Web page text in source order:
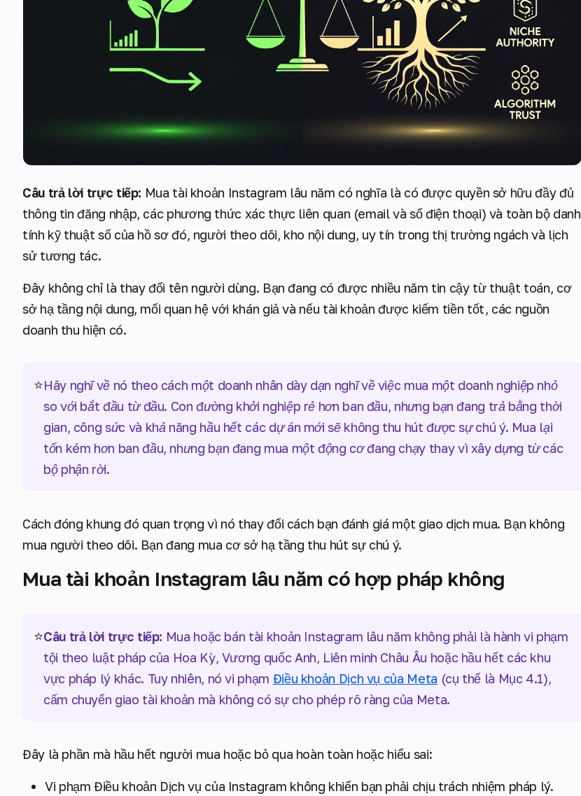
Câu trả lời trực tiếp: Mua tài khoản Instagram lâu năm có nghĩa là có được quyền sở hữu đầy đủ
thông tin đăng nhập, các phương thức xác thực liên quan (email và số điện thoại) và toàn bộ danh
tính kỹ thuật số của hồ sơ đó, người theo dõi, kho nội dung, uy tín trong thị trường ngách và lịch
sử tương tác.
Đây không chỉ là thay đổi tên người dùng. Bạn đang có được nhiều năm tin cậy từ thuật toán, cơ
sở hạ tầng nội dung, mối quan hệ với khán giả và nếu tài khoản được kiếm tiền tốt, các nguồn
doanh thu hiện có.
⭐Hãy nghĩ về nó theo cách một doanh nhân dày dạn nghĩ về việc mua một doanh nghiệp nhỏ
so với bắt đầu từ đầu. Con đường khởi nghiệp rẻ hơn ban đầu, nhưng bạn đang trả bằng thời
gian, công sức và khả năng hầu hết các dự án mới sẽ không thu hút được sự chú ý. Mua lại
tốn kém hơn ban đầu, nhưng bạn đang mua một động cơ đang chạy thay vì xây dựng từ các
bộ phận rời.
Cách đóng khung đó quan trọng vì nó thay đổi cách bạn đánh giá một giao dịch mua. Bạn không
mua người theo dõi. Bạn đang mua cơ sở hạ tầng thu hút sự chú ý.
Mua tài khoản Instagram lâu năm có hợp pháp không
⭐Câu trả lời trực tiếp: Mua hoặc bán tài khoản Instagram lâu năm không phải là hành vi phạm
tội theo luật pháp của Hoa Kỳ, Vương quốc Anh, Liên minh Châu Âu hoặc hầu hết các khu
vực pháp lý khác. Tuy nhiên, nó vi phạm Điều khoản Dịch vụ của Meta (cụ thể là Mục 4.1),
cấm chuyển giao tài khoản mà không có sự cho phép rõ ràng của Meta.
Đây là phần mà hầu hết người mua hoặc bỏ qua hoàn toàn hoặc hiểu sai:
Vi phạm Điều khoản Dịch vụ của Instagram không khiến bạn phải chịu trách nhiệm pháp lý.